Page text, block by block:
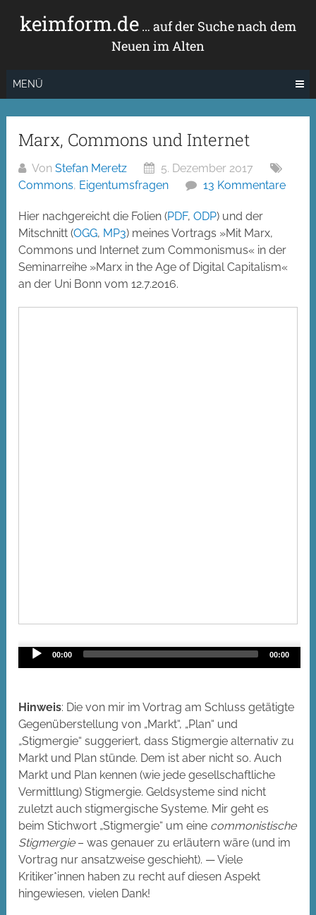
Inhaltkeimform.de… auf der Suche nach dem
Neuen im Alten
MENÜ
Marx, Commons und Internet
VonStefan Meretz
5. Dezember 2017
Commons, Eigentumsfragen 13 Kommentare
Hier nachgereicht die Folien (PDF,ODP) und der
Mitschnitt (OGG, MP3) meines Vortrags »Mit Marx,
Commons und Internet zum Commonismus« in der
Seminarreihe »Marx in the Age of Digital Capitalism«
an der Uni Bonn vom 12.7.2016.
Audio
Player
00:00 00:00
Hinweis: Die von mir im Vortrag am Schluss getätigte
Gegenüberstellung von „Markt“, „Plan“ und
„Stigmergie“ suggeriert, dass Stigmergie alternativ zu
Markt und Plan stünde. Dem ist aber nicht so. Auch
Markt und Plan kennen (wie jede gesellschaftliche
Vermittlung) Stigmergie. Geldsysteme sind nicht
zuletzt auch stigmergische Systeme. Mir geht es
beim Stichwort „Stigmergie“ um eine commonistische
Stigmergie– was genauer zu erläutern wäre (und im
Vortrag nur ansatzweise geschieht). — Viele
Kritiker*innen haben zu recht auf diesen Aspekt
hingewiesen, vielen Dank!